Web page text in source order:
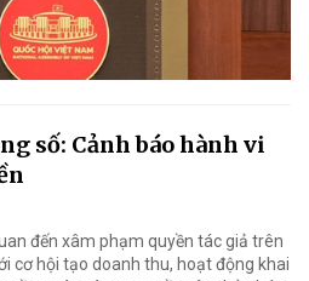
số: Cảnh báo hành vi
đến xâm phạm quyền tác giả trên
cơ hội tạo doanh thu, hoạt động khai